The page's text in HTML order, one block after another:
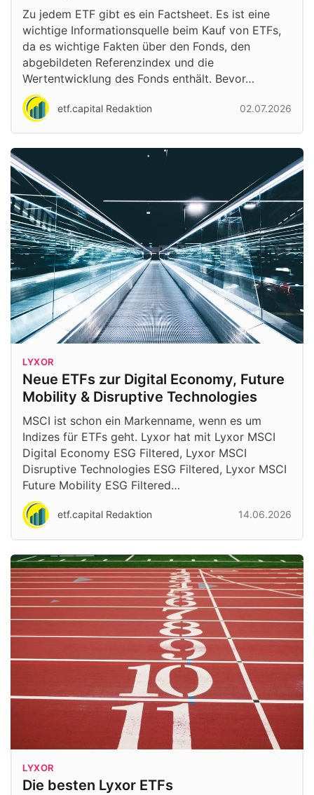
Zu jedem ETF gibt es ein Factsheet. Es ist eine
wichtige Informationsquelle beim Kauf von ETFs,
da es wichtige Fakten über den Fonds, den
abgebildeten Referenzindex und die
Wertentwicklung des Fonds enthält. Bevor…
etf.capital Redaktion 02.07.2026
LYXOR
Neue ETFs zur Digital Economy, Future
Mobility & Disruptive Technologies
MSCI ist schon ein Markenname, wenn es um
Indizes für ETFs geht. Lyxor hat mit Lyxor MSCI
Digital Economy ESG Filtered, Lyxor MSCI
Disruptive Technologies ESG Filtered, Lyxor MSCI
Future Mobility ESG Filtered…
etf.capital Redaktion 14.06.2026
LYXOR
Die besten Lyxor ETFs